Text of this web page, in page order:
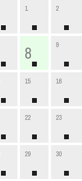
1 2
8 9
15 16
22 23
29 30